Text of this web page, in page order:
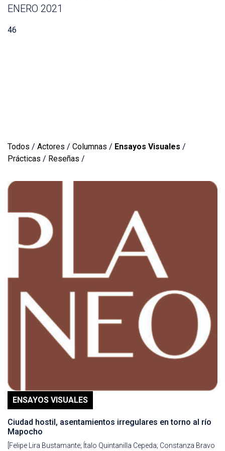
ENERO 2021
46
Todos / Actores / Columnas / Ensayos Visuales /
Prácticas / Reseñas /
ENSAYOS VISUALES
Ciudad hostil, asentamientos irregulares en torno al río
Mapocho
[Felipe Lira Bustamante; Ítalo Quintanilla Cepeda; Constanza Bravo